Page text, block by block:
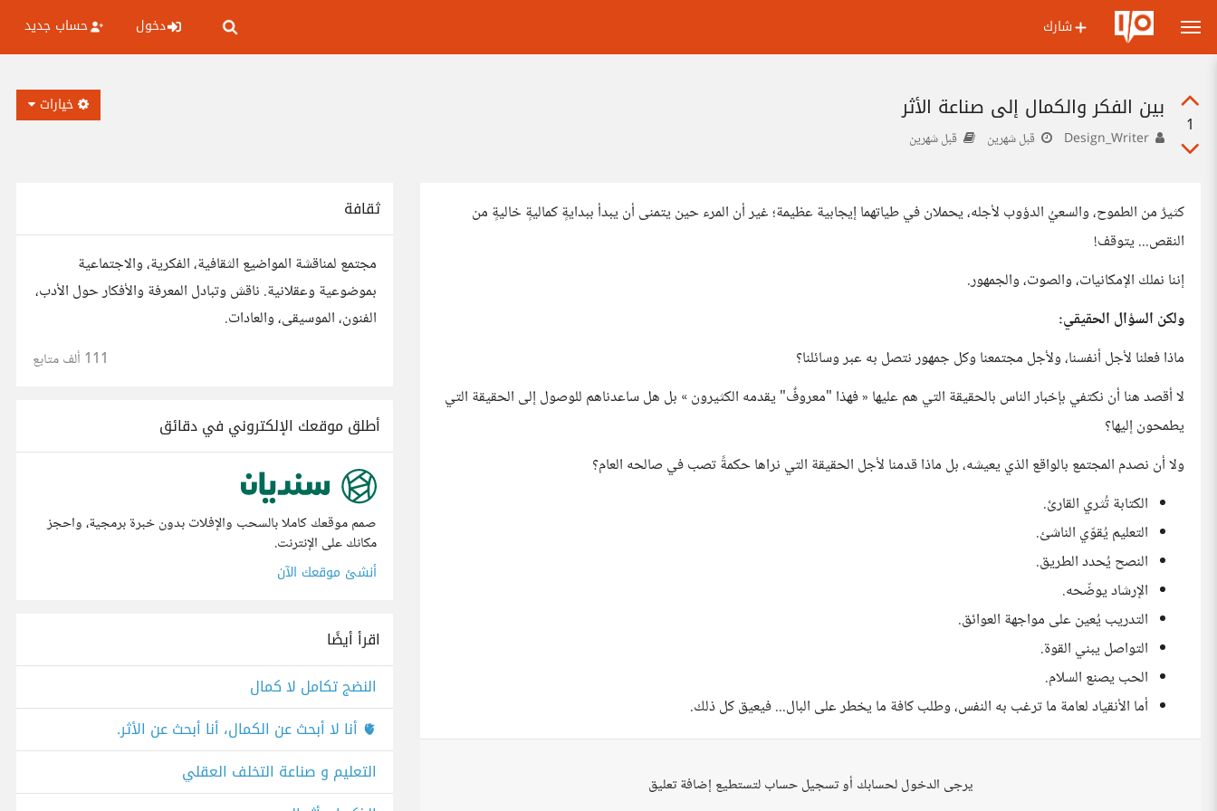
شارك دخول حساب جديد
1
بين الفكر والكمال إلى صناعة الأثر
قبل شهرين قبل شهرين
خيارات
كثيرٌ من الطموح، والسعيُ الدؤوب لأجله، يحملان في طياتهما إيجابية عظيمة؛ غير أن المرء حين يتمنى أن يبدأ ببدايةٍ كماليةٍ خاليةٍ من
النقص... يتوقف!
إننا نملك الإمكانيات، والصوت، والجمهور.
ولكن السؤال الحقيقي:
ماذا فعلنا لأجل أنفسنا، ولأجل مجتمعنا وكل جمهور نتصل به عبر وسائلنا؟
لا أقصد هنا أن نكتفي بإخبار الناس بالحقيقة التي هم عليها « فهذا "معروفٌ" يقدمه الكثيرون » بل هل ساعدناهم للوصول إلى الحقيقة التي
يطمحون إليها؟
ولا أن نصدم المجتمع بالواقع الذي يعيشه، بل ماذا قدمنا لأجل الحقيقة التي نراها حكمةً تصب في صالحه العام؟
الكتابة تُثري القارئ.
التعليم يُقوّي الناشئ.
النصح يُحدد الطريق.
الإرشاد يوضّحه.
التدريب يُعين على مواجهة العوائق.
التواصل يبني القوة.
الحب يصنع السلام.
أما الأنقياد لعامة ما ترغب به النفس، وطلب كافة ما يخطر على البال... فيعيق كل ذلك.
يرجى الدخول لحسابك أو تسجيل حساب لتستطيع إضافة تعليق
ثقافة
مجتمع لمناقشة المواضيع الثقافية، الفكرية، والاجتماعية
بموضوعية وعقلانية. ناقش وتبادل المعرفة والأفكار حول الأدب،
الفنون، الموسيقى، والعادات.
111 ألف متابع
أطلق موقعك الإلكتروني في دقائق
صمم موقعك كاملا بالسحب والإفلات بدون خبرة برمجية، واحجز
مكانك على الإنترنت.
أنشئ موقعك الآن
اقرأ أيضًا
النضج تكامل لا كمال
🫀 أنا لا أبحث عن الكمال، أنا أبحث عن الأثر.
التعليم و صناعة التخلف العقلي